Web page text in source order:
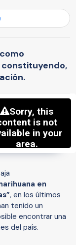
en
, en los últimos
tenido un
encontrar una
del país.